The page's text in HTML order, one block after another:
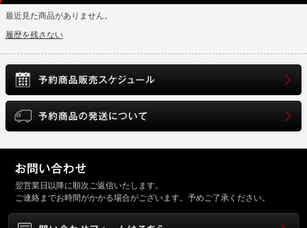
最近見た商品がありません。
履歴を残さない
翌営業日以降に順次ご返信いたします。
ご連絡までお時間がかかる場合がございます。予めご了承ください。